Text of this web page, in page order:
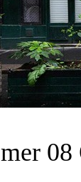
mer 08